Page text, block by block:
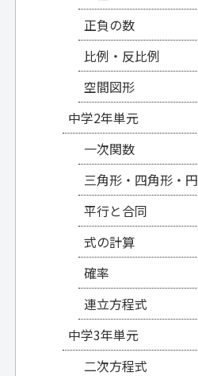
正負の数
比例・反比例
空間図形
中学2年単元
一次関数
三角形・四角形・円
平行と合同
式の計算
確率
連立方程式
中学3年単元
二次方程式